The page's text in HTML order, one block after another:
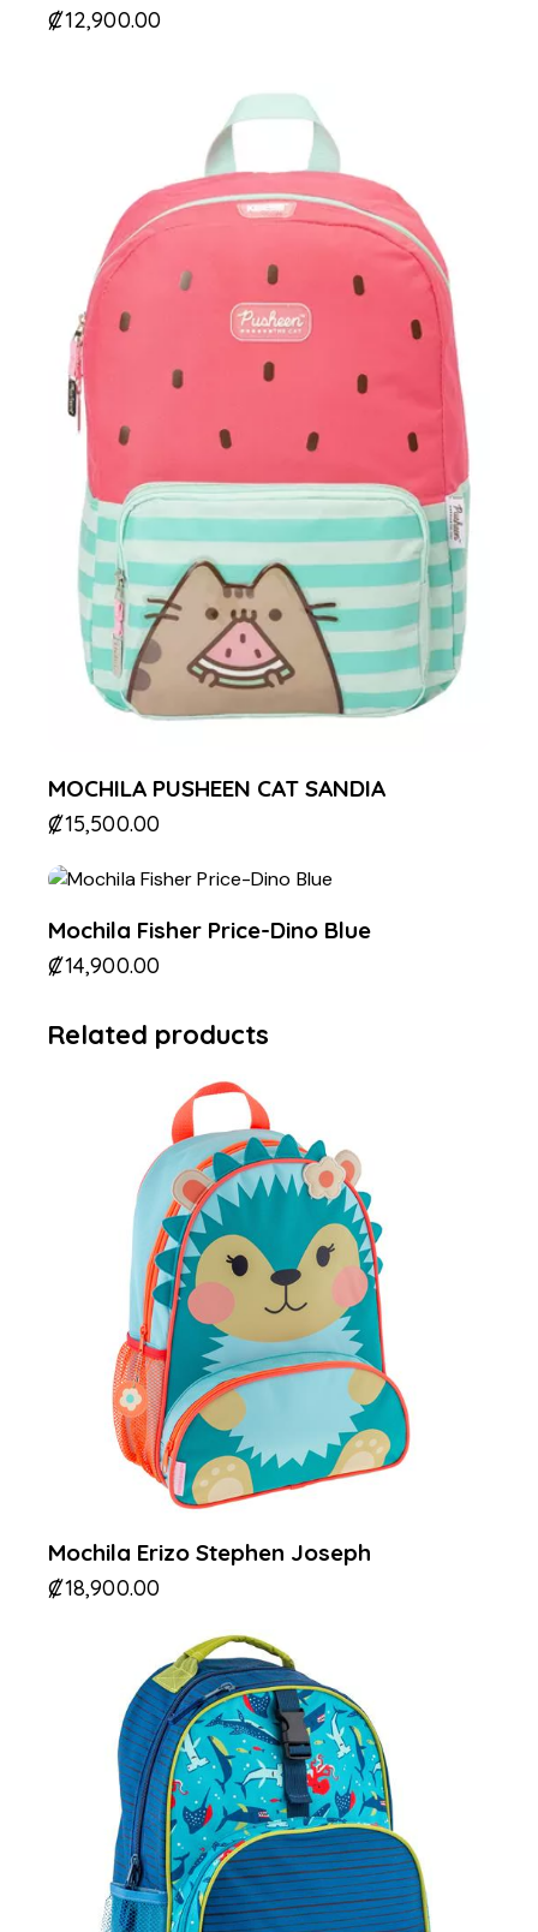
₡12,900.00
MOCHILA PUSHEEN CAT SANDIA
₡15,500.00
Mochila Fisher Price-Dino Blue
₡14,900.00
Related products
Mochila Erizo Stephen Joseph
₡18,900.00